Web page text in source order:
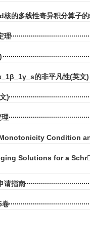
的多线性奇异积分算子的
理
的非平凡性(英文)
)
理
Condition
Solutions for a
请指南
卷